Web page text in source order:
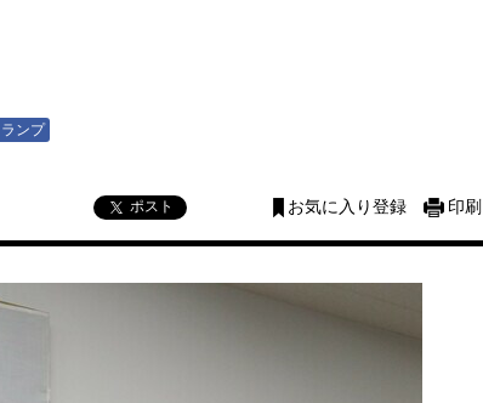
ランプ
ポスト お気に入り登録 印刷